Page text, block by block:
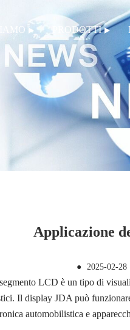
PRODOTTI
Applicazione
● 2025-02-28
LCD è un tipo di
Il display JDA può
automobilistica e